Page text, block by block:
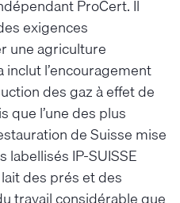
ProCert. Il
exigences
une agriculture
l’encouragement
des gaz à effet de
que l’une des plus
de Suisse mise
IP-SUISSE
des prés et des